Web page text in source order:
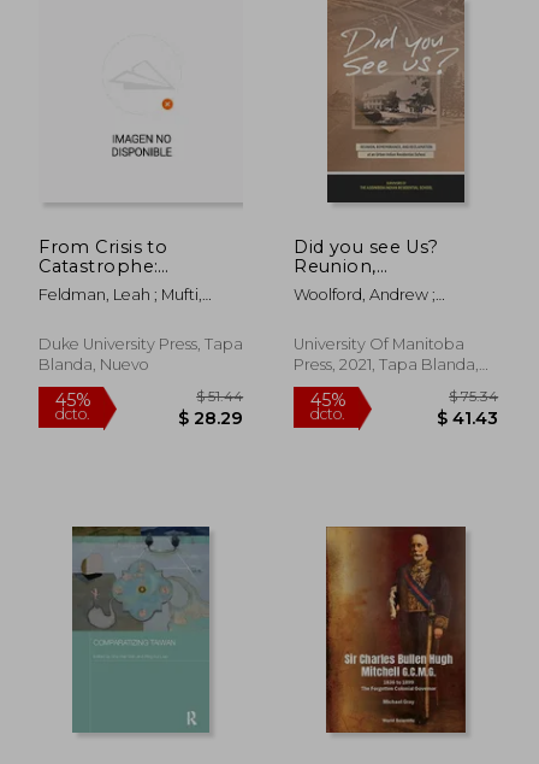
From Crisis to
Catastrophe:
Lineages of the
Global New Right (en
Feldman, Leah ; Mufti,
Duke University Press, Tapa
Blanda, Nuevo
Did you see Us?
Reunion,
Remembrance, and
Reclamation at an
Residential School: 5
(Perceptions on
Reconciliation) (en
Inglés)
Woolford, Andrew ;
Indian Resid
University Of Manitoba
Press, 2021, Tapa Blanda,
Nuevo